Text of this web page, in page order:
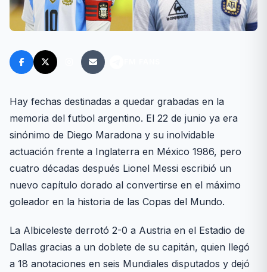
Hay fechas destinadas a quedar grabadas en la
memoria del futbol argentino. El 22 de junio ya era
sinónimo de Diego Maradona y su inolvidable
actuación frente a Inglaterra en México 1986, pero
cuatro décadas después Lionel Messi escribió un
nuevo capítulo dorado al convertirse en el máximo
goleador en la historia de las Copas del Mundo.
La Albiceleste derrotó 2-0 a Austria en el Estadio de
Dallas gracias a un doblete de su capitán, quien llegó
a 18 anotaciones en seis Mundiales disputados y dejó